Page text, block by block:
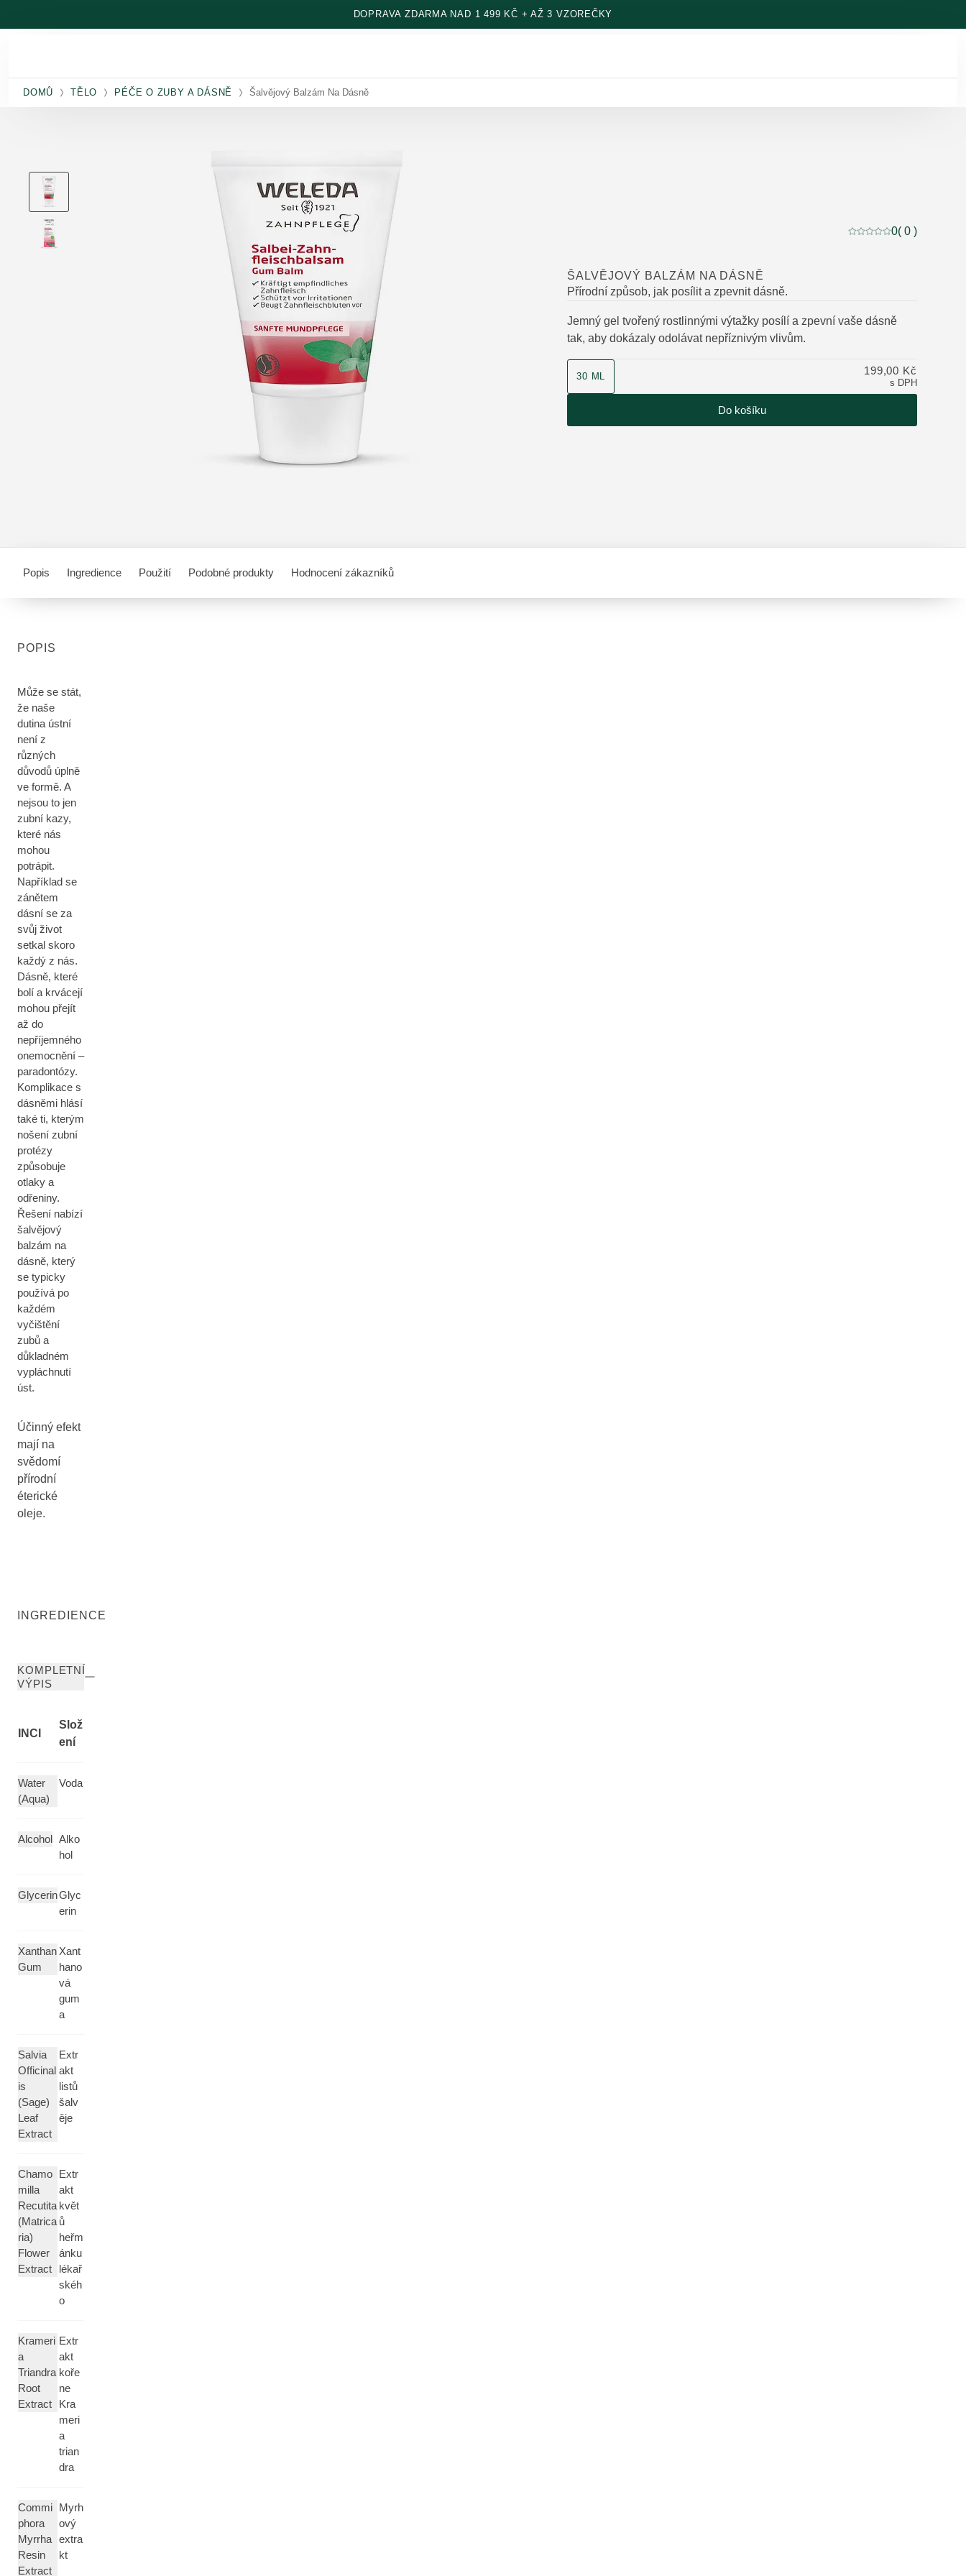
DOPRAVA ZDARMA NAD 1 499 KČ + AŽ 3 VZOREČKY
DOMŮ TĚLO PÉČE O ZUBY A DÁSNĚ Šalvějový Balzám Na Dásně
Aktuální hodnocení: 0
0( 0 )
ŠALVĚJOVÝ BALZÁM NA DÁSNĚ
Přírodní způsob, jak posílit a zpevnit dásně.
Jemný gel tvořený rostlinnými výtažky posílí a zpevní vaše dásně
tak, aby dokázaly odolávat nepříznivým vlivům.
30 ML
s DPH
199,00 Kč
Do košíku
Popis Ingredience Použití Podobné produkty Hodnocení zákazníků
POPIS
Může se stát,
že naše
dutina ústní
není z
různých
důvodů úplně
ve formě. A
nejsou to jen
zubní kazy,
které nás
mohou
potrápit.
Například se
zánětem
dásní se za
svůj život
setkal skoro
každý z nás.
Dásně, které
bolí a krvácejí
mohou přejít
až do
nepříjemného
onemocnění –
paradontózy.
Komplikace s
dásněmi hlásí
také ti, kterým
nošení zubní
protézy
způsobuje
otlaky a
odřeniny.
Řešení nabízí
šalvějový
balzám na
dásně, který
se typicky
používá po
každém
vyčištění
zubů a
důkladném
vypláchnutí
úst.
Účinný efekt
mají na
svědomí
přírodní
éterické
oleje.
INGREDIENCE
KOMPLETNÍ
VÝPIS
INCI
Slož
ení
Water
(Aqua)
Voda
Alcohol Alko
hol
GlycerinGlyc
erin
Xanthan
Gum
Xant
hano
vá
gum
a
Salvia
Officinal
is
(Sage)
Leaf
Extract
Extr
akt
listů
šalv
ěje
Chamo
milla
Recutita
(Matrica
ria)
Flower
Extract
Extr
akt
květ
ů
heřm
ánku
lékař
skéh
o
Krameri
a
Triandra
Root
Extract
Extr
akt
koře
ne
Kra
meri
a
trian
dra
Commi
phora
Myrrha
Resin
Extract
Myrh
ový
extra
kt